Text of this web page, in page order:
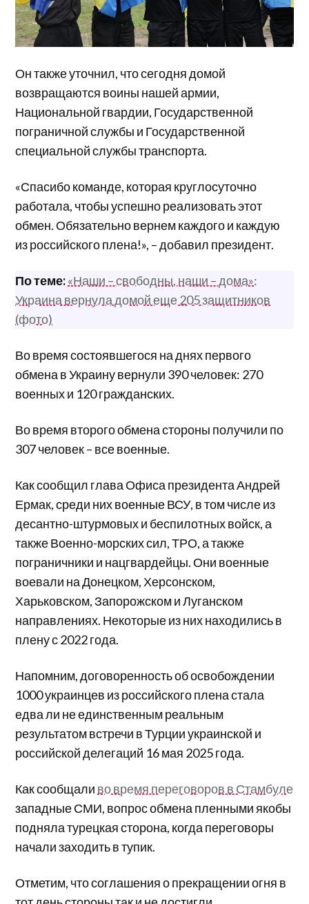
Он также уточнил, что сегодня домой
возвращаются воины нашей армии,
Национальной гвардии, Государственной
пограничной службы и Государственной
специальной службы транспорта.
«Спасибо команде, которая круглосуточно
работала, чтобы успешно реализовать этот
обмен. Обязательно вернем каждого и каждую
из российского плена!», – добавил президент.
По теме:«Наши – свободны, наши – дома»:
Украина вернула домой еще 205 защитников
(фото)
Во время состоявшегося на днях первого
обмена в Украину вернули 390 человек: 270
военных и 120 гражданских.
Во время второго обмена стороны получили по
307 человек – все военные.
Как сообщил глава Офиса президента Андрей
Ермак, среди них военные ВСУ, в том числе из
десантно-штурмовых и беспилотных войск, а
также Военно-морских сил, ТРО, а также
пограничники и нацгвардейцы. Они военные
воевали на Донецком, Херсонском,
Харьковском, Запорожском и Луганском
направлениях. Некоторые из них находились в
плену с 2022 года.
Напомним, договоренность об освобождении
1000 украинцев из российского плена стала
едва ли не единственным реальным
результатом встречи в Турции украинской и
российской делегаций 16 мая 2025 года.
Как сообщали во время переговоров в Стамбуле
западные СМИ, вопрос обмена пленными якобы
подняла турецкая сторона, когда переговоры
начали заходить в тупик.
Отметим, что соглашения о прекращении огня в